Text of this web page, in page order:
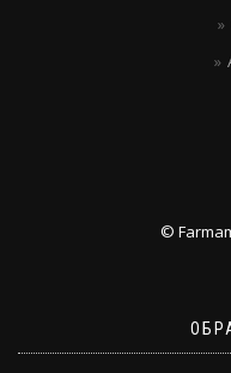
©